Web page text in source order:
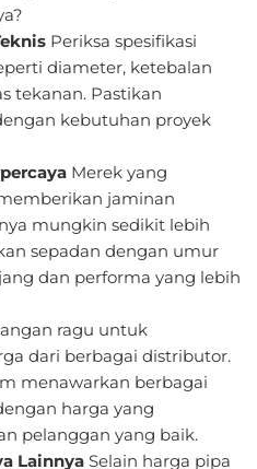
Periksa spesifikasi
diameter, ketebalan
tekanan. Pastikan
kebutuhan proyek
Merek yang
jaminan
mungkin sedikit lebih
sepadan dengan umur
dan performa yang lebih
ragu untuk
dari berbagai distributor.
menawarkan berbagai
harga yang
pelanggan yang baik.
Lainnya Selain harga pipa